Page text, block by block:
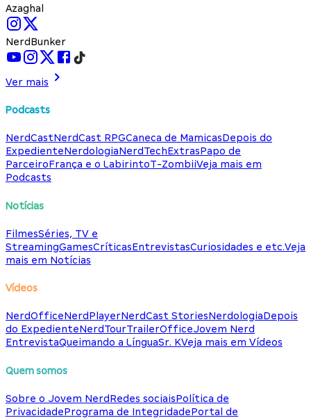
Azaghal
NerdBunker
Ver mais
Podcasts
NerdCastNerdCast RPGCaneca de MamicasDepois do
ExpedienteNerdologiaNerdTechExtrasPapo de
ParceiroFrança e o LabirintoT-ZombiiVeja mais em
Podcasts
Notícias
FilmesSéries, TV e
StreamingGamesCríticasEntrevistasCuriosidades e etc.Veja
mais em Notícias
Vídeos
NerdOfficeNerdPlayerNerdCast StoriesNerdologiaDepois
do ExpedienteNerdTourTrailerOfficeJovem Nerd
EntrevistaQueimando a LínguaSr. KVeja mais em Vídeos
Quem somos
Sobre o Jovem NerdRedes sociaisPolítica de
PrivacidadePrograma de IntegridadePortal de